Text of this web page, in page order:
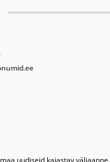
uudiseid kajastav väljaanne.